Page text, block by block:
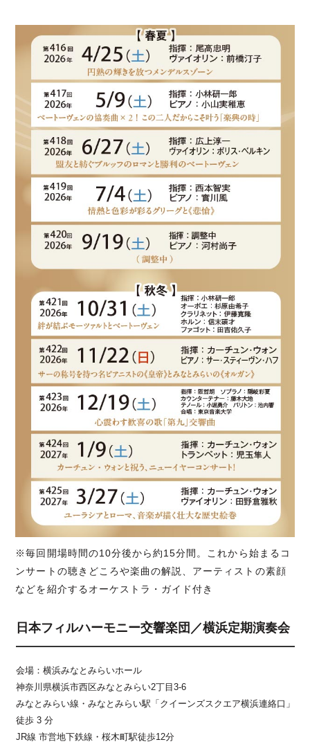
※毎回開場時間の10分後から約15分間。これから始まるコ
ンサートの聴きどころや楽曲の解説、アーティストの素顔
などを紹介するオーケストラ・ガイド付き
日本フィルハーモニー交響楽団／横浜定期演奏会
会場：横浜みなとみらいホール
神奈川県横浜市西区みなとみらい2丁目3-6
みなとみらい線・みなとみらい駅「クイーンズスクエア横浜連絡口」
徒歩 3 分
JR線 市営地下鉄線・桜木町駅徒歩12分